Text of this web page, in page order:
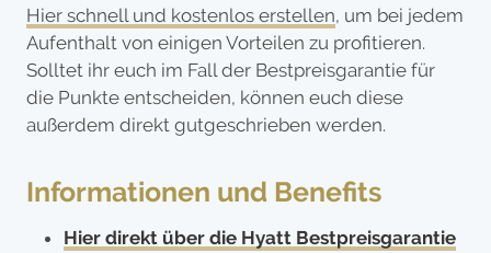
Hier schnell und kostenlos erstellen, um bei jedem
Aufenthalt von einigen Vorteilen zu profitieren.
Solltet ihr euch im Fall der Bestpreisgarantie für
die Punkte entscheiden, können euch diese
außerdem direkt gutgeschrieben werden.
Informationen und Benefits
Hier direkt über die Hyatt Bestpreisgarantie